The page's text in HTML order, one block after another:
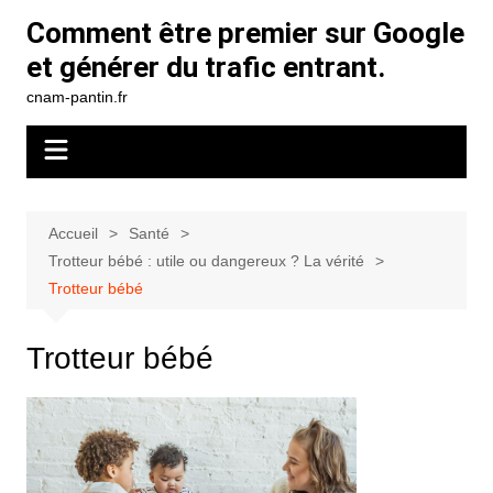
contenu
Comment être premier sur Google
et générer du trafic entrant.
cnam-pantin.fr
Accueil
Santé
Trotteur bébé : utile ou dangereux ? La vérité
Trotteur bébé
Trotteur bébé